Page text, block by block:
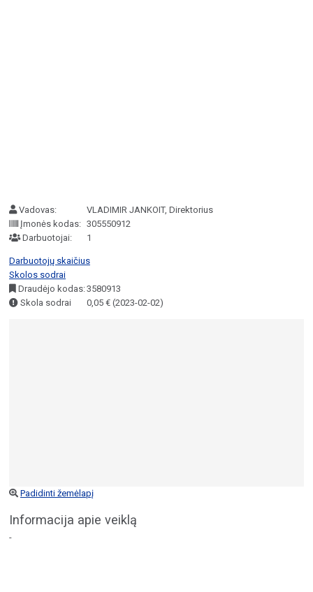
Vadovas:
VLADIMIR JANKOIT, Direktorius
Įmonės kodas: 305550912
Darbuotojai:
1
Darbuotojų skaičius
Skolos sodrai
Draudėjo kodas:3580913
Skola sodrai
0,05 € (2023-02-02)
Padidinti žemėlapį
Informacija apie veiklą
-